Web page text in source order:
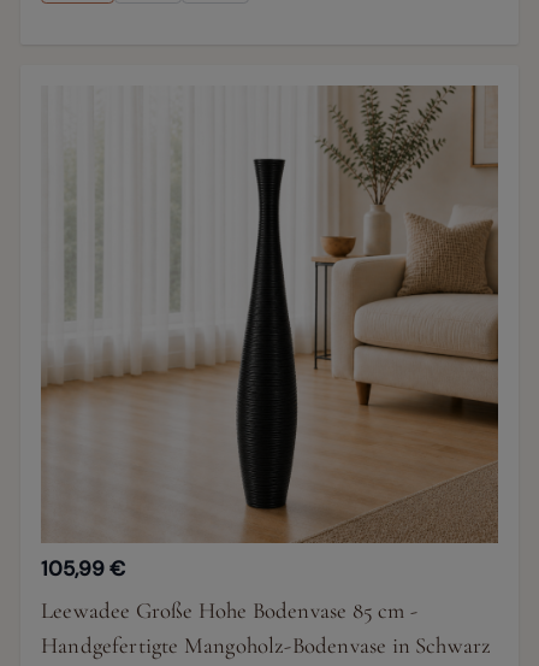
105,99 €
Leewadee Große Hohe Bodenvase 85 cm -
Handgefertigte Mangoholz-Bodenvase in Schwarz